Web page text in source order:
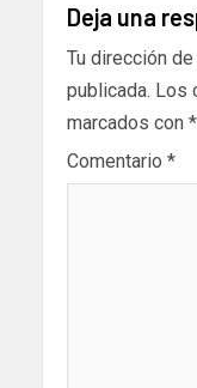
Deja una
Tu dirección
publicada. Los
marcados con *
Comentario *